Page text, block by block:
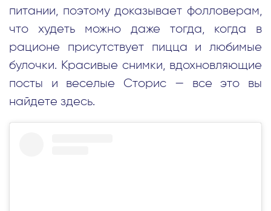
питании, поэтому доказывает фолловерам,
что худеть можно даже тогда, когда в
рационе присутствует пицца и любимые
булочки. Красивые снимки, вдохновляющие
посты и веселые Сторис — все это вы
найдете здесь.